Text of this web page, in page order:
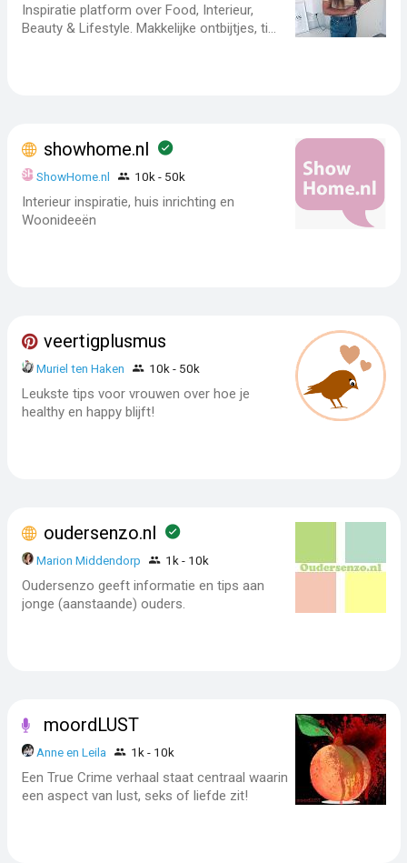
Inspiratie platform over Food, Interieur,
Beauty & Lifestyle. Makkelijke ontbijtjes, ti...
showhome.nl
ShowHome.nl 10k - 50k
Interieur inspiratie, huis inrichting en
Woonideeën
veertigplusmus
Muriel ten Haken 10k - 50k
Leukste tips voor vrouwen over hoe je
healthy en happy blijft!
oudersenzo.nl
Marion Middendorp 1k - 10k
Oudersenzo geeft informatie en tips aan
jonge (aanstaande) ouders.
moordLUST
Anne en Leila 1k - 10k
Een True Crime verhaal staat centraal waarin
een aspect van lust, seks of liefde zit!